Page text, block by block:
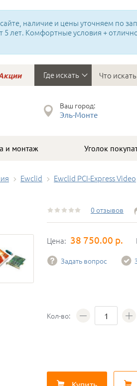
наличие и цены уточняем по
лет. Комфортные условия +
Где искать
Ваш город:
Эль-Монте
и монтаж Уголок
Ewclid Ewclid PCI-Express Video
0 отзывов
Цена: 38 750.00 р.
Задать вопрос
Кол-во:
Купить